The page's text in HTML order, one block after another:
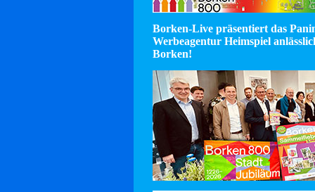
Borken-Live präsentiert das
Werbeagentur Heimspiel
Borken!